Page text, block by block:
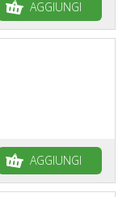
AGGIUNGI
AGGIUNGI